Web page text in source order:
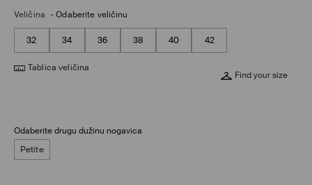
Veličina -Odaberite veličinu
32 34 36 38 40 42
Tablica veličina
Find your size
Odaberite drugu dužinu nogavica
Petite